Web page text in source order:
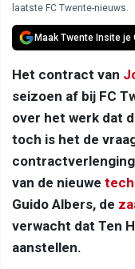
laatste FC Twente-nieuws.
Maak Twente Insite je
Het contract van
seizoen af bij FC
over het werk dat
toch is het de
van de nieuwe
Guido Albers, de
verwacht dat Ten
aanstellen.